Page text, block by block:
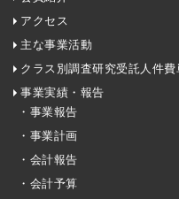
アクセス
主な事業活動
クラス別調査研究受託人件費
事業実績・報告
・事業報告
・事業計画
・会計報告
・会計予算